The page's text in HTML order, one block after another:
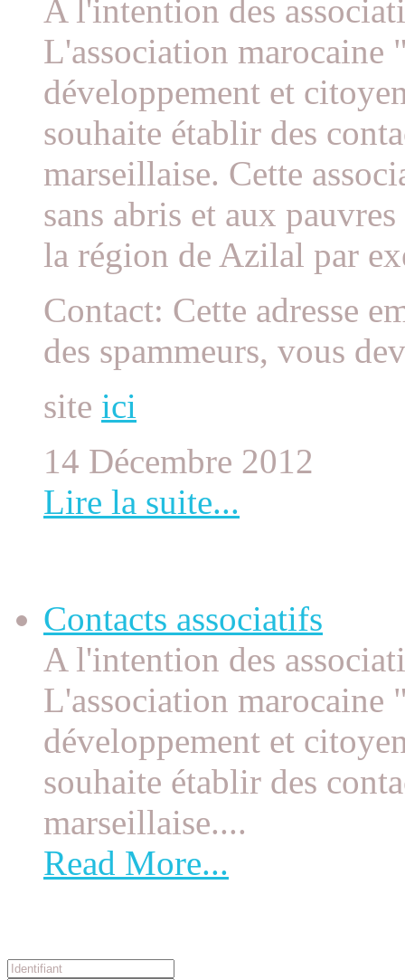
A l'intention des
L'association marocaine
développement et
souhaite établir des
marseillaise. Cette
sans abris et aux
la région de Azilal par
Contact: Cette adresse
des spammeurs, vous
site ici
14 Décembre 2012
Lire la suite...
Contacts associatifs
A l'intention des
L'association marocaine
développement et
souhaite établir des
marseillaise....
Read More...